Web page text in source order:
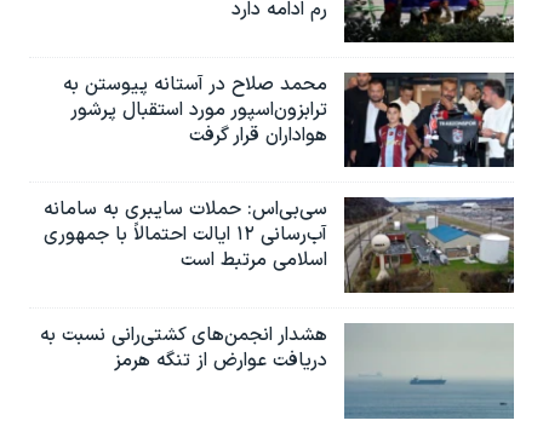
رم ادامه دارد
محمد صلاح در آستانه پیوستن به
ترابزون‌اسپور مورد استقبال پرشور
هواداران قرار گرفت
سی‌بی‌اس: حملات سایبری به سامانه
آب‌رسانی ۱۲ ایالت احتمالاً با جمهوری
اسلامی مرتبط است
هشدار انجمن‌های کشتی‌رانی نسبت به
دریافت عوارض از تنگه هرمز